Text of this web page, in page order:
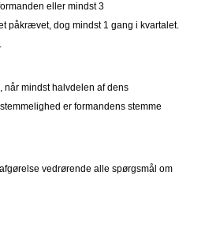
eller mindst 3
påkrævet, dog mindst 1 gang i kvartalet.
når mindst halvdelen af dens
er formandens stemme
vedrørende alle spørgsmål om